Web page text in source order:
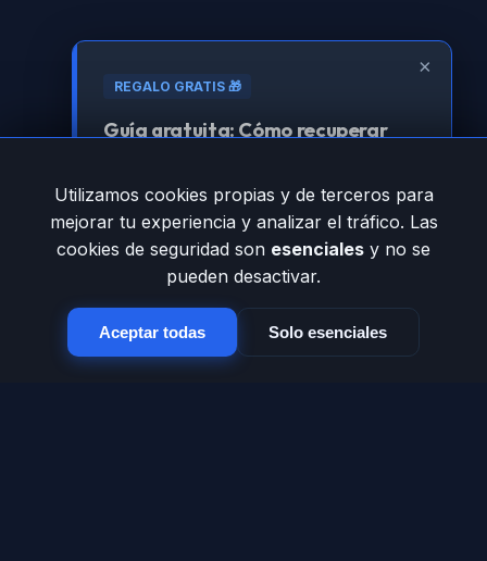
×
REGALO GRATIS 🎁
Guía gratuita: Cómo recuperar
Aprende la estrategia técnica para que
Google vuelva a amar tu sitio.
Registrarme para obtenerla
Utilizamos cookies propias y de terceros para
mejorar tu experiencia y analizar el tráfico. Las
cookies de seguridad son esenciales y no se
pueden desactivar.
Aceptar todas Solo esenciales